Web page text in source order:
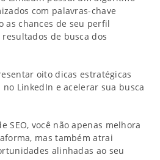
com palavras-chave
as chances de seu perfil
de busca dos
oito dicas estratégicas
LinkedIn e acelerar sua busca
SEO, você não apenas melhora
mas também atrai
alinhadas ao seu